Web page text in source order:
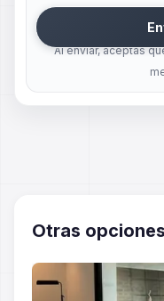
Al enviar, aceptas
Otras opciones